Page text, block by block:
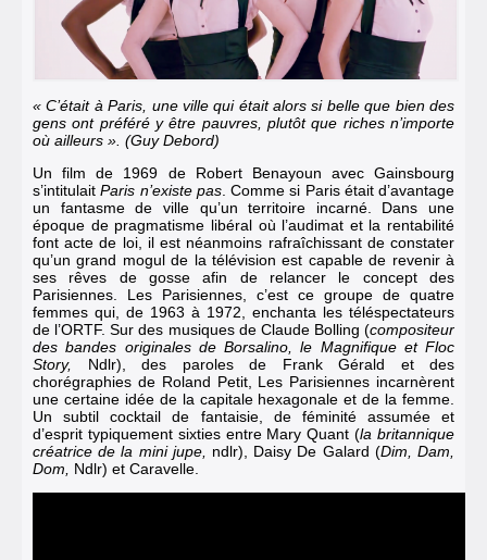
« C’était àParis, une ville qui était alors si belle que bien des
gens ont préféré y être pauvres, plutôt que richesn’importe
où ailleurs ». (Guy Debord)
Un film de 1969 de Robert Benayoun avec Gainsbourg
s’intitulaitParis n’existe pas. Comme si Paris était d’avantage
un fantasme de ville qu’un territoire incarné. Dans une
époque de pragmatisme libéral où l’audimat et la rentabilité
font acte de loi, il est néanmoins rafraîchissant de constater
qu’un grand mogul de la télévision est capable de revenir à
ses rêves de gosse afin de relancer le concept des
Parisiennes. Les Parisiennes, c’est ce groupe de quatre
femmes qui, de 1963 à 1972, enchanta les téléspectateurs
de l’ORTF. Sur des musiques de Claude Bolling (compositeur
des bandes originales de Borsalino, le Magnifique et Floc
Story, Ndlr), des paroles de Frank Gérald et des
chorégraphies de Roland Petit, Les Parisiennes incarnèrent
une certaine idée de la capitale hexagonale et de la femme.
Un subtil cocktail de fantaisie, de féminité assumée et
d’esprit typiquement sixties entre Mary Quant (la britannique
créatrice de la mini jupe, ndlr), Daisy De Galard (Dim, Dam,
Dom, Ndlr) et Caravelle.